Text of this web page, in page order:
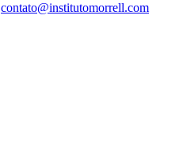
contato@institutomorrell.com